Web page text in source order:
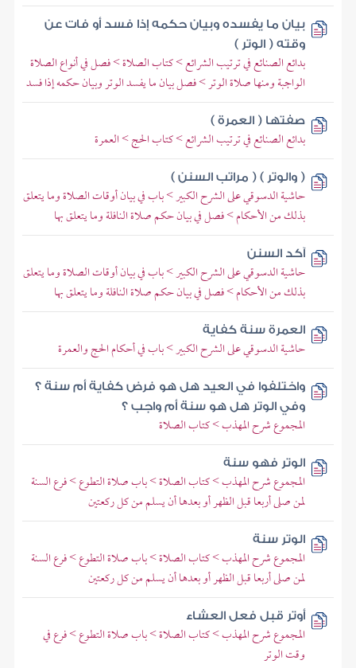
بيان ما يفسده وبيان حكمه إذا فسد أو فات عن
وقته ( الوتر )
بدائع الصنائع في ترتيب الشرائع > كتاب الصلاة > فصل في أنواع الصلاة
الواجبة ومنها صلاة الوتر > فصل بيان ما يفسد الوتر وبيان حكمه إذا فسد
صفتها ( العمرة )
بدائع الصنائع في ترتيب الشرائع > كتاب الحج > العمرة
( والوتر ) ( مراتب السنن )
حاشية الدسوقي على الشرح الكبير > باب في بيان أوقات الصلاة وما يتعلق
بذلك من الأحكام > فصل في بيان حكم صلاة النافلة وما يتعلق بها
آكد السنن
حاشية الدسوقي على الشرح الكبير > باب في بيان أوقات الصلاة وما يتعلق
بذلك من الأحكام > فصل في بيان حكم صلاة النافلة وما يتعلق بها
العمرة سنة كفاية
حاشية الدسوقي على الشرح الكبير > باب في أحكام الحج والعمرة
واختلفوا في العيد هل هو فرض كفاية أم سنة ؟
وفي الوتر هل هو سنة أم واجب ؟
المجموع شرح المهذب > كتاب الصلاة
الوتر فهو سنة
المجموع شرح المهذب > كتاب الصلاة > باب صلاة التطوع > فرع السنة
لمن صلى أربعا قبل الظهر أو بعدها أن يسلم من كل ركعتين
الوتر سنة
المجموع شرح المهذب > كتاب الصلاة > باب صلاة التطوع > فرع السنة
لمن صلى أربعا قبل الظهر أو بعدها أن يسلم من كل ركعتين
أوتر قبل فعل العشاء
المجموع شرح المهذب > كتاب الصلاة > باب صلاة التطوع > فرع في
وقت الوتر